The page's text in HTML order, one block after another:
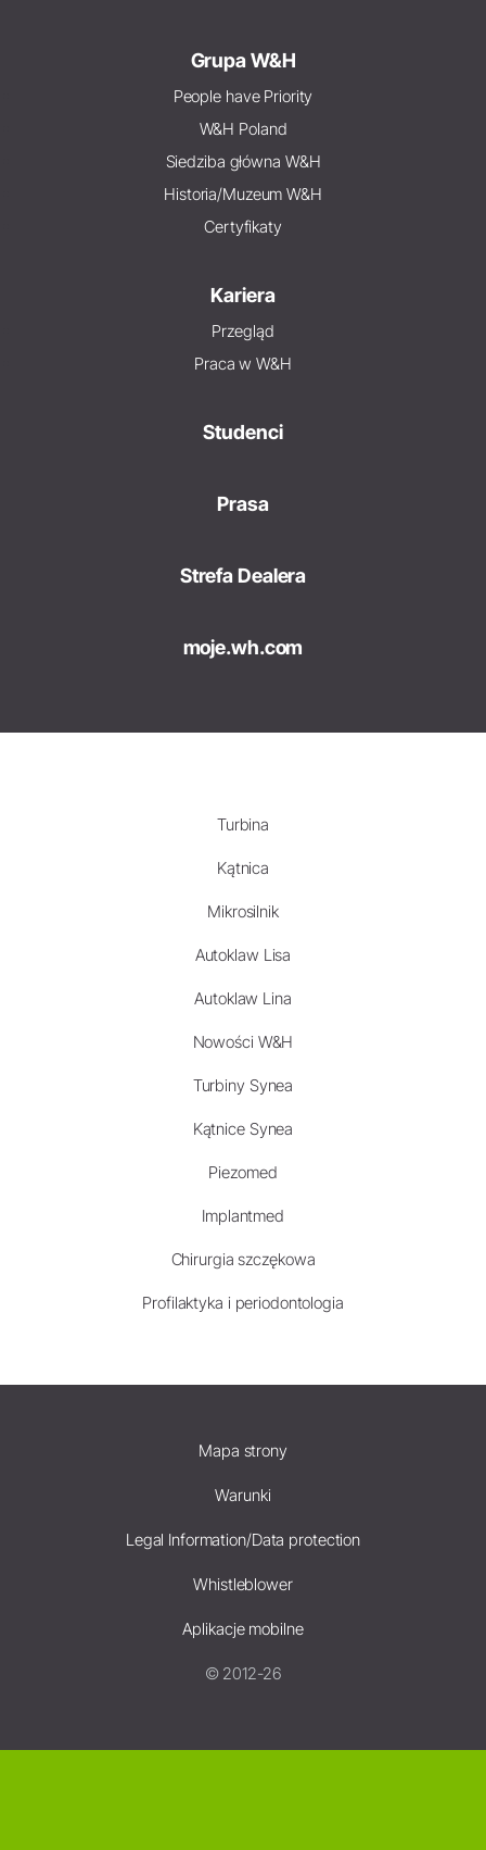
Grupa W&H
People have Priority
W&H Poland
Siedziba główna W&H
Historia/Muzeum W&H
Certyfikaty
Kariera
Przegląd
Praca w W&H
Studenci
Prasa
Strefa Dealera
moje.wh.com
Turbina
Kątnica
Mikrosilnik
Autoklaw Lisa
Autoklaw Lina
Nowości W&H
Turbiny Synea
Kątnice Synea
Piezomed
Implantmed
Chirurgia szczękowa
Profilaktyka i periodontologia
Mapa strony
Warunki
Legal Information/Data protection
Whistleblower
Aplikacje mobilne
© 2012-26